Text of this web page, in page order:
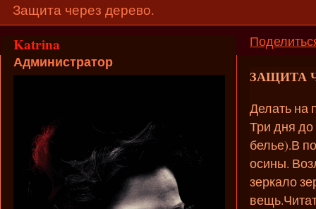
Защита через дерево.
Katrina
Администратор
ЗАЩИТА
Делать на
Три дня
белье).В
осины.
зеркало